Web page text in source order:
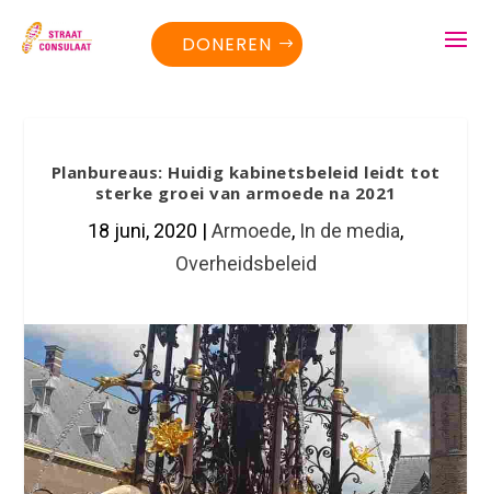
DONEREN
Planbureaus: Huidig kabinetsbeleid leidt tot
sterke groei van armoede na 2021
18 juni, 2020 | Armoede, In de media,
Overheidsbeleid